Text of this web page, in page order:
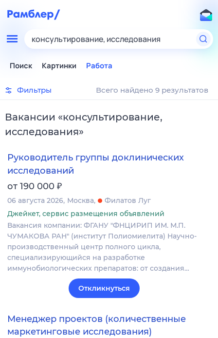
консультирование, исследования
Поиск Картинки Работа
Фильтры Всего найдено 9 результатов
Вакансии «консультирование,
исследования»
Руководитель группы доклинических
исследований
от 190 000 ₽
06 августа 2026 Москва
Филатов Луг
Джейкет, сервис размещения объявлений
Вакансия компании: ФГАНУ "ФНЦИРИП ИМ. М.П.
ЧУМАКОВА РАН" (институт Полиомиелита) Научно-
производственный центр полного цикла,
специализирующийся на разработке
иммунобиологических препаратов: от создания…
Откликнуться
Менеджер проектов (количественные
маркетинговые исследования)